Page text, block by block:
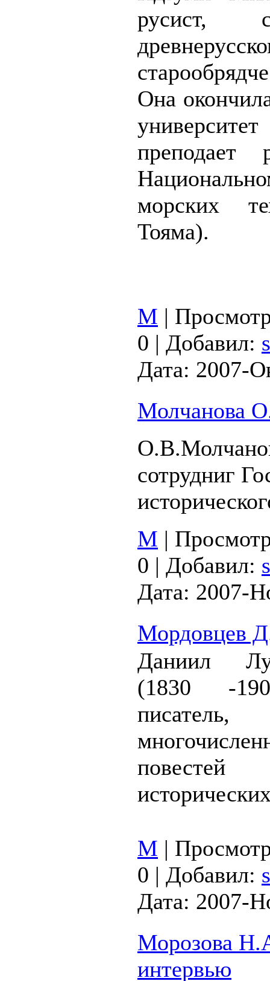
русист,
Она
морских
Тояма).
М |
0 | Добавил:
Дата: 2007-
Молчанова
сотрудниг
М |
0 | Добавил:
Дата: 2007-
Мордовцев
Даниил
(1830 -
писатель,
М |
0 | Добавил:
Дата: 2007-
Морозова
интервью